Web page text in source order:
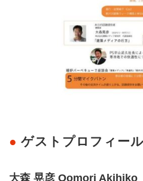
ゲストプロフィール
大森 晃彦 Oomori Akihiko